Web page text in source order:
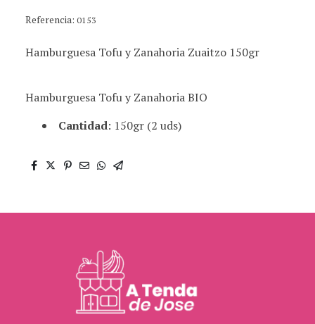
Referencia: 0153
Hamburguesa Tofu y Zanahoria Zuaitzo 150gr
Hamburguesa Tofu y Zanahoria BIO
Cantidad: 150gr (2 uds)